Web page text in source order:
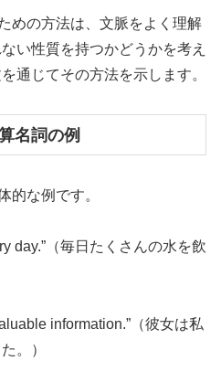
めの方法は、文脈をよく理解
い性質を持つかどうかを考え
通じてその方法を示します。
名詞の例
的な例です。
day.”（毎日たくさんの水を飲
information.”（彼女は私
。）